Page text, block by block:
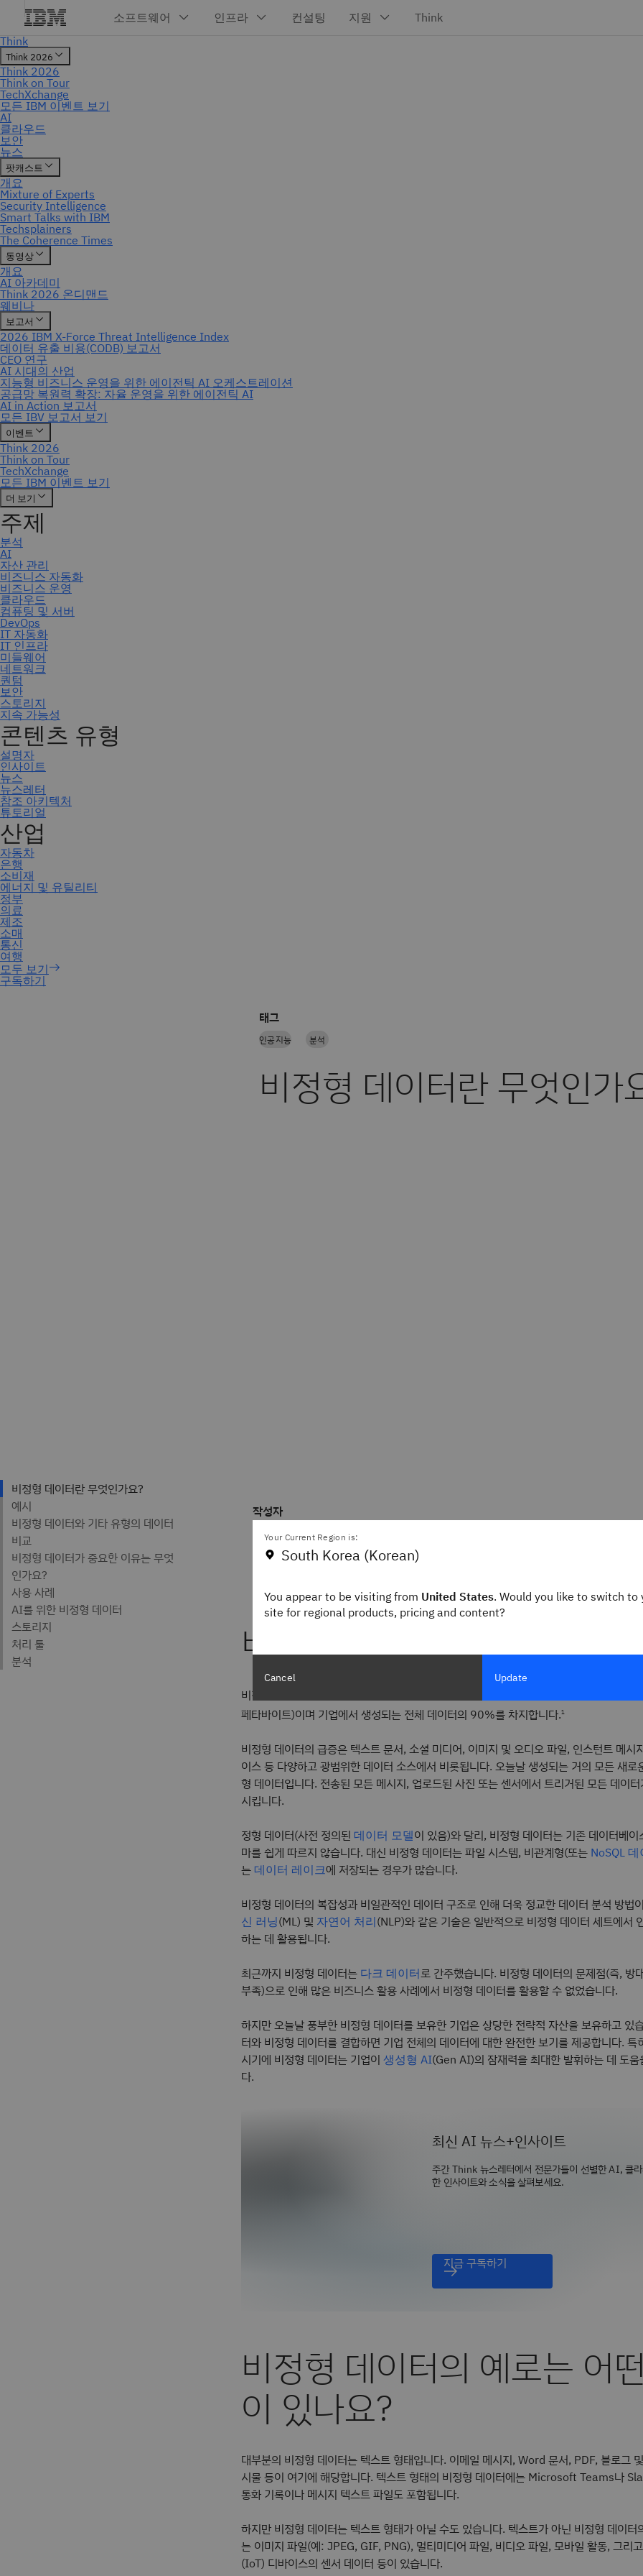
구독하기
태그
인공지능 분석
비정형 데이터란 무엇인가
작성자
Alexandra Jonker
Staff Editor
IBM Think
비정형 데이터란 무엇인가
비정형 데이터는 사전 정의된 형식이 없는 정보입니다. 비정형 데이터 세트는 대규모(종종
페타바이트)이며 기업에서 생성되는 전체 데이터의 90%를 차지합니다.1
비정형 데이터의 급증은 텍스트 문서, 소셜 미디어, 이미지 및 오디오 파일, 인스턴트 메시
이스 등 다양하고 광범위한 데이터 소스에서 비롯됩니다. 오늘날 생성되는 거의 모든 새로
형 데이터입니다. 전송된 모든 메시지, 업로드된 사진 또는 센서에서 트리거된 모든 데이
시킵니다.
정형 데이터(사전 정의된 데이터 모델이 있음)와 달리, 비정형 데이터는 기존 데이터베
마를 쉽게 따르지 않습니다. 대신 비정형 데이터는 파일 시스템, 비관계형(또는 NoSQL
는 데이터 레이크에 저장되는 경우가 많습니다.
비정형 데이터의 복잡성과 비일관적인 데이터 구조로 인해 더욱 정교한 데이터 분석 방법
신 러닝(ML) 및 자연어 처리(NLP)와 같은 기술은 일반적으로 비정형 데이터 세트에서
하는 데 활용됩니다.
최근까지 비정형 데이터는 다크 데이터로 간주했습니다. 비정형 데이터의 문제점(즉, 방
부족)으로 인해 많은 비즈니스 활용 사례에서 비정형 데이터를 활용할 수 없었습니다.
하지만 오늘날 풍부한 비정형 데이터를 보유한 기업은 상당한 전략적 자산을 보유하고 있
터와 비정형 데이터를 결합하면 기업 전체의 데이터에 대한 완전한 보기를 제공합니다. 특
시기에 비정형 데이터는 기업이 생성형 AI(Gen AI)의 잠재력을 최대한 발휘하는 데 도움
다.
최신 AI 뉴스+인사이트
주간 Think 뉴스레터에서 전문가들이 선별한 AI, 클
한 인사이트와 소식을 살펴보세요.
지금 구독하기
비정형 데이터의 예로는 어
이 있나요?
대부분의 비정형 데이터는 텍스트 형태입니다. 이메일 메시지, Word 문서, PDF, 블로그
시물 등이 여기에 해당합니다. 텍스트 형태의 비정형 데이터에는 Microsoft Teams나
통화 기록이나 메시지 텍스트 파일도 포함됩니다.
하지만 비정형 데이터는 텍스트 형태가 아닐 수도 있습니다. 텍스트가 아닌 비정형 데이터
는 이미지 파일(예: JPEG, GIF, PNG), 멀티미디어 파일, 비디오 파일, 모바일 활동, 그리
(IoT) 디바이스의 센서 데이터 등이 있습니다.
Your Current Region is:
South Korea (Korean)
You appear to be visiting from United States. Would you like to switch to
site for regional products, pricing and content?
Cancel Update